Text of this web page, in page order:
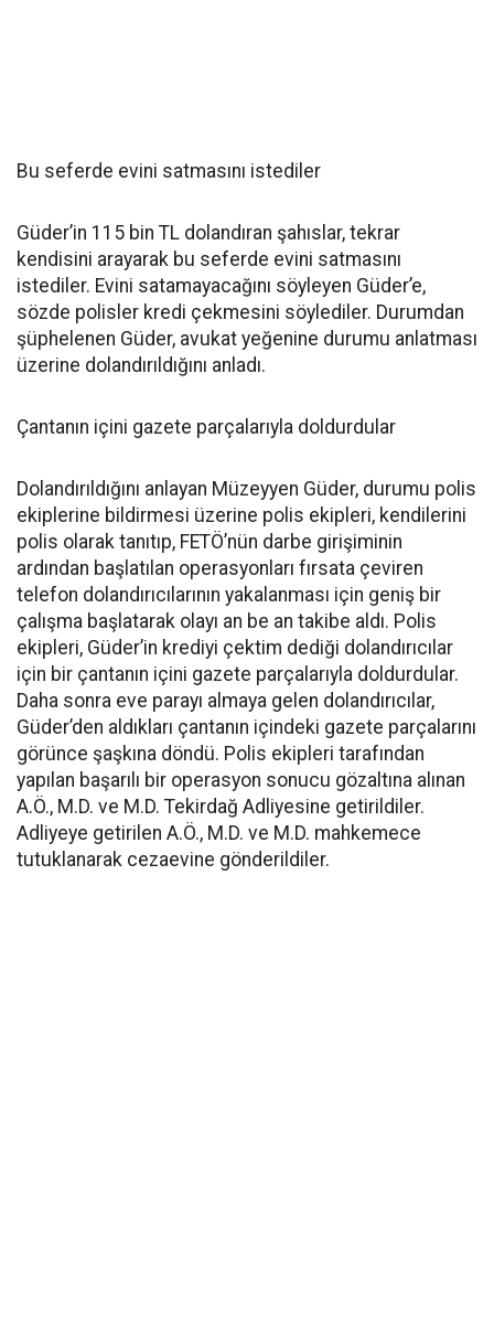
Bu seferde evini satmasını istediler
Güder’in 115 bin TL dolandıran şahıslar, tekrar
kendisini arayarak bu seferde evini satmasını
istediler. Evini satamayacağını söyleyen Güder’e,
sözde polisler kredi çekmesini söylediler. Durumdan
şüphelenen Güder, avukat yeğenine durumu anlatması
üzerine dolandırıldığını anladı.
Çantanın içini gazete parçalarıyla doldurdular
Dolandırıldığını anlayan Müzeyyen Güder, durumu polis
ekiplerine bildirmesi üzerine polis ekipleri, kendilerini
polis olarak tanıtıp, FETÖ’nün darbe girişiminin
ardından başlatılan operasyonları fırsata çeviren
telefon dolandırıcılarının yakalanması için geniş bir
çalışma başlatarak olayı an be an takibe aldı. Polis
ekipleri, Güder’in krediyi çektim dediği dolandırıcılar
için bir çantanın içini gazete parçalarıyla doldurdular.
Daha sonra eve parayı almaya gelen dolandırıcılar,
Güder’den aldıkları çantanın içindeki gazete parçalarını
görünce şaşkına döndü. Polis ekipleri tarafından
yapılan başarılı bir operasyon sonucu gözaltına alınan
A.Ö., M.D. ve M.D. Tekirdağ Adliyesine getirildiler.
Adliyeye getirilen A.Ö., M.D. ve M.D. mahkemece
tutuklanarak cezaevine gönderildiler.